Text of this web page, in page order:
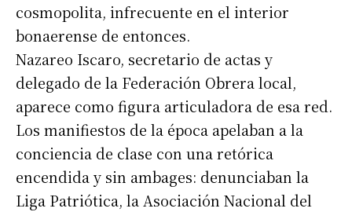
cosmopolita, infrecuente en el interior
bonaerense de entonces.
Nazareo Iscaro, secretario de actas y
delegado de la Federación Obrera local,
aparece como figura articuladora de esa red.
Los manifiestos de la época apelaban a la
conciencia de clase con una retórica
encendida y sin ambages: denunciaban la
Liga Patriótica, la Asociación Nacional del